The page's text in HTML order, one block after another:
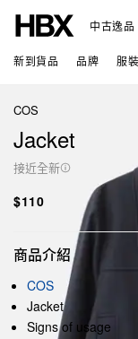
中古逸品
新到貨品 品牌 服裝
COS
Jacket
接近全新
$110
商品介紹
COS
Jacket
Signs of usage